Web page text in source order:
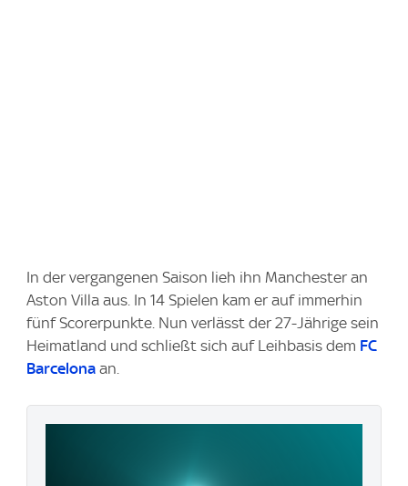
In der vergangenen Saison lieh ihn Manchester an
Aston Villa aus. In 14 Spielen kam er auf immerhin
fünf Scorerpunkte. Nun verlässt der 27-Jährige sein
Heimatland und schließt sich auf Leihbasis dem FC
Barcelona an.